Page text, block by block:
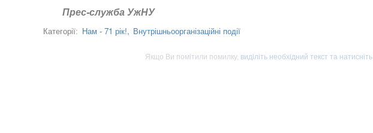
Прес-служба УжНУ
Категорії: Нам - 71 рік!, Внутрішньоорганізаційні події
Якщо Ви помітили помилку, виділіть необхідний текст та натисніть